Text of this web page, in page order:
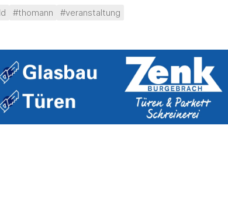
#thomann #veranstaltung